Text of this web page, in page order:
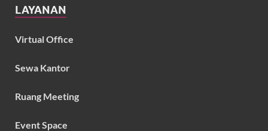
LAYANAN
Virtual Office
Sewa Kantor
Ruang Meeting
Event Space